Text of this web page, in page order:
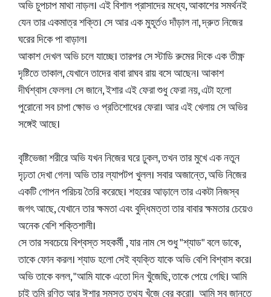
অভি চুপচাপ মাথা নাড়ল। এই বিশাল প্রাসাদের মধ্যে, আকাশের সমর্থনই
যেন তার একমাত্র শক্তি। সে আর এক মুহূর্তও দাঁড়াল না, দ্রুত নিজের
ঘরের দিকে পা বাড়াল।
আকাশ দেখল অভি চলে যাচ্ছে। তারপর সে স্টাডি রুমের দিকে এক তীক্ষ্ণ
দৃষ্টিতে তাকাল, যেখানে তাদের বাবা রাঘব রায় বসে আছেন। আকাশ
দীর্ঘশ্বাস ফেলল। সে জানে, ইশার এই ফেরা শুধু ফেরা নয়, এটা হলো
পুরোনো সব চাপা ক্ষোভ ও প্রতিশোধের ফেরা। আর এই খেলায় সে অভির
সঙ্গেই আছে।
বৃষ্টিভেজা শরীরে অভি যখন নিজের ঘরে ঢুকল, তখন তার মুখে এক নতুন
দৃঢ়তা দেখা গেল। অভি তার ল্যাপটপ খুলল। সবার অজান্তে, অভি নিজের
একটি গোপন পরিচয় তৈরি করেছে। শহরের আড়ালে তার একটা নিজস্ব
জগৎ আছে, যেখানে তার ক্ষমতা এবং বুদ্ধিমত্তা তার বাবার ক্ষমতার চেয়েও
অনেক বেশি শক্তিশালী।
সে তার সবচেয়ে বিশ্বস্ত সহকর্মী , যার নাম সে শুধু "শ্যাড" বলে ডাকে,
তাকে ফোন করল। শ্যাড হলো সেই ব্যক্তি যাকে অভি বেশি বিশ্বাস করে।
অভি তাকে বলল, "আমি যাকে এতো দিন খুঁজেছি, তাকে পেয়ে গেছি। আমি